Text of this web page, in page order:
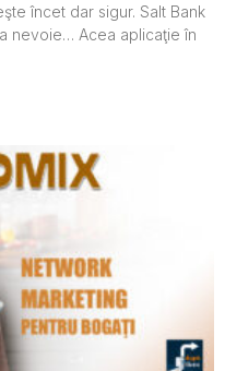
încet dar sigur. Salt Bank
nevoie… Acea aplicaţie în